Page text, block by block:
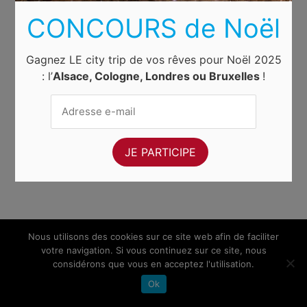
Nous utilisons des cookies sur ce site web afin de faciliter
votre navigation. Si vous continuez sur ce site, nous
considérons que vous en acceptez l'utilisation.
Ok
CONCOURS de Noël
Gagnez LE city trip de vos rêves pour Noël 2025
: l’Alsace, Cologne, Londres ou Bruxelles !